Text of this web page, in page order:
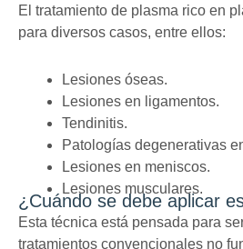
El tratamiento de plasma rico en
para diversos casos, entre ellos:
Lesiones óseas.
Lesiones en ligamentos.
Tendinitis.
Patologías degenerativas
Lesiones en meniscos.
Lesiones musculares.
¿Cuándo se debe aplicar
Esta técnica está pensada para
tratamientos convencionales no